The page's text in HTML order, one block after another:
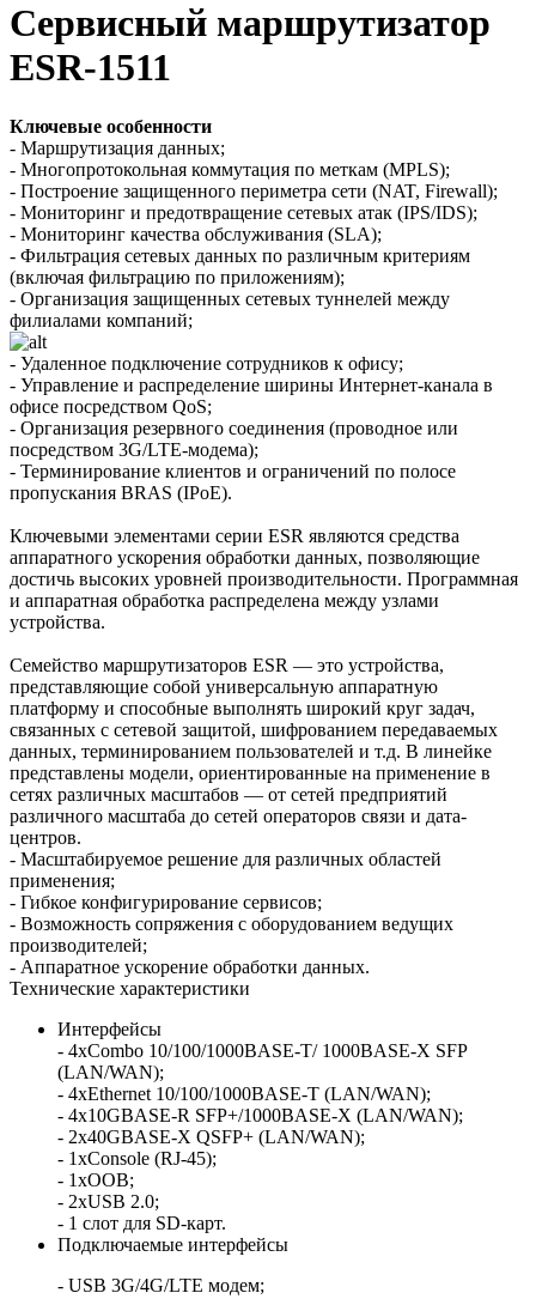
Сервисный маршрутизатор
ESR-1511
Ключевые особенности
- Маршрутизация данных;
- Многопротокольная коммутация по меткам (MPLS);
- Построение защищенного периметра сети (NAT, Firewall);
- Мониторинг и предотвращение сетевых атак (IPS/IDS);
- Мониторинг качества обслуживания (SLA);
- Фильтрация сетевых данных по различным критериям
(включая фильтрацию по приложениям);
- Организация защищенных сетевых туннелей между
филиалами компаний;
- Удаленное подключение сотрудников к офису;
- Управление и распределение ширины Интернет-канала в
офисе посредством QoS;
- Организация резервного соединения (проводное или
посредством 3G/LTE-модема);
- Терминирование клиентов и ограничений по полосе
пропускания BRAS (IPoE).
Ключевыми элементами серии ESR являются средства
аппаратного ускорения обработки данных, позволяющие
достичь высоких уровней производительности. Программная
и аппаратная обработка распределена между узлами
устройства.
Семейство маршрутизаторов ESR — это устройства,
представляющие собой универсальную аппаратную
платформу и способные выполнять широкий круг задач,
связанных с сетевой защитой, шифрованием передаваемых
данных, терминированием пользователей и т.д. В линейке
представлены модели, ориентированные на применение в
сетях различных масштабов — от сетей предприятий
различного масштаба до сетей операторов связи и дата-
центров.
- Масштабируемое решение для различных областей
применения;
- Гибкое конфигурирование сервисов;
- Возможность сопряжения с оборудованием ведущих
производителей;
- Аппаратное ускорение обработки данных.
Технические характеристики
Интерфейсы
- 4хCombo 10/100/1000BASE-T/ 1000BASE-X SFP
(LAN/WAN);
- 4хEthernet 10/100/1000BASE-T (LAN/WAN);
- 4х10GBASE-R SFP+/1000BASE-X (LAN/WAN);
- 2x40GBASE-X QSFP+ (LAN/WAN);
- 1xConsole (RJ-45);
- 1xOOB;
- 2хUSB 2.0;
- 1 слот для SD-карт.
Подключаемые интерфейсы
- USB 3G/4G/LTE модем;